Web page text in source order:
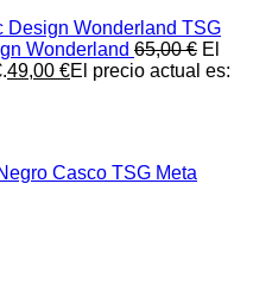
TSG
Wonderland 65,00€ El
49,00 €El precio actual es:
Casco TSG Meta